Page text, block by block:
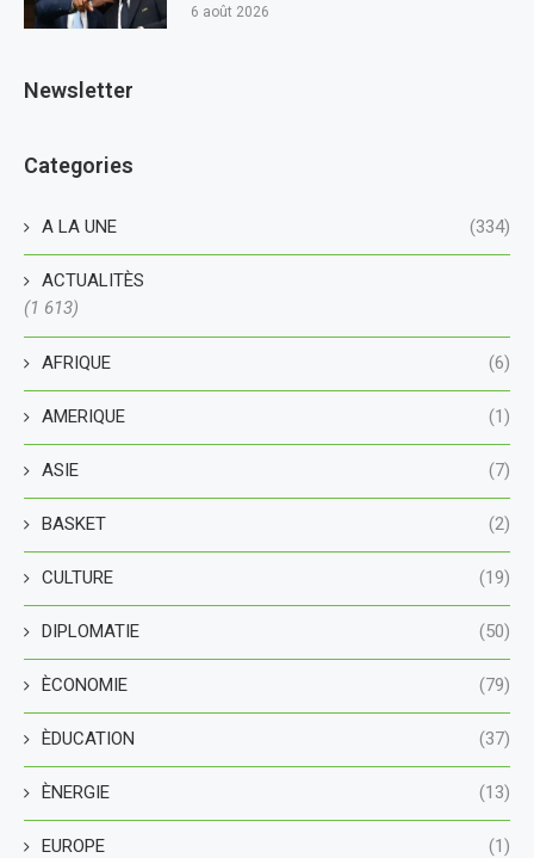
6 août 2026
Newsletter
Categories
A LA UNE (334)
ACTUALITÈS
(1 613)
AFRIQUE (6)
AMERIQUE (1)
ASIE (7)
BASKET (2)
CULTURE (19)
DIPLOMATIE (50)
ÈCONOMIE (79)
ÈDUCATION (37)
ÈNERGIE (13)
EUROPE (1)